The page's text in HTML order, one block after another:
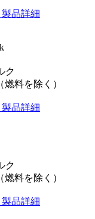
製品詳細
ク
料を除く）
製品詳細
ク
料を除く）
製品詳細